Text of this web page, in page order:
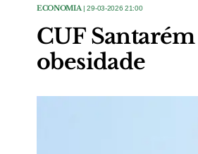
ECONOMIA | 29-03-2026 21:00
CUF
obesidade